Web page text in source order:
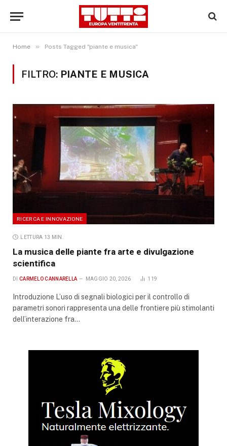
Home » Posts Tagged "piante e musica"
FILTRO: PIANTE E MUSICA
RICERCA E INNOVAZIONE
LETTURA 13 MIN.
La musica delle piante fra arte e divulgazione
scientifica
DI CARMELO CANNARELLA MAGGIO 20, 2026 119
Introduzione L’uso di segnali biologici per il controllo di
parametri sonori rappresenta una delle frontiere più stimolanti
dell’interazione fra…